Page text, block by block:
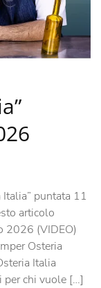
puntata 11
articolo
2026 (VIDEO)
Osteria
Italia
per chi vuole […]